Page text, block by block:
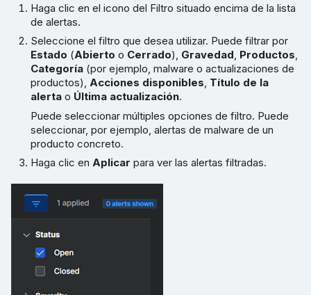
Haga clic en el icono del Filtro situado encima de la lista
de alertas.
Seleccione el filtro que desea utilizar. Puede filtrar por
Estado (Abierto o Cerrado), Gravedad, Productos,
Categoría (por ejemplo, malware o actualizaciones de
productos),Acciones disponibles, Título de la
alerta o Última actualización.
Puede seleccionar múltiples opciones de filtro. Puede
seleccionar, por ejemplo, alertas de malware de un
producto concreto.
Haga clic enAplicar para ver las alertas filtradas.